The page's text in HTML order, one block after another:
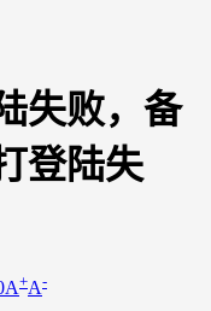
失败，备
登陆失
A+A-